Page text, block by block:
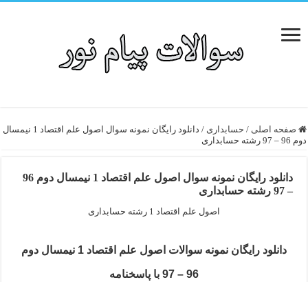
صفحه اصلی / حسابداری /
دانلود رایگان نمونه سوال اصول علم اقتصاد 1 نیمسال
دوم 96 – 97 رشته حسابداری
دانلود رایگان نمونه سوال اصول علم اقتصاد 1 نیمسال دوم 96
– 97 رشته حسابداری
اصول علم اقتصاد 1 رشته حسابداری
دانلود رایگان نمونه سوالات اصول علم اقتصاد 1 نیمسال دوم
96 – 97 با پاسخنامه